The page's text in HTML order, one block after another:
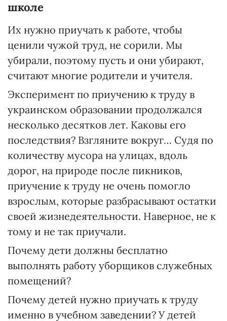
школе
Их нужно приучать к работе, чтобы
ценили чужой труд, не сорили. Мы
убирали, поэтому пусть и они убирают,
считают многие родители и учителя.
Эксперимент по приучению к труду в
украинском образовании продолжался
несколько десятков лет. Каковы его
последствия? Взгляните вокруг… Судя по
количеству мусора на улицах, вдоль
дорог, на природе после пикников,
приучение к труду не очень помогло
взрослым, которые разбрасывают остатки
своей жизнедеятельности. Наверное, не к
тому и не так приучали.
Почему дети должны бесплатно
выполнять работу уборщиков служебных
помещений?
Почему детей нужно приучать к труду
именно в учебном заведении? У детей